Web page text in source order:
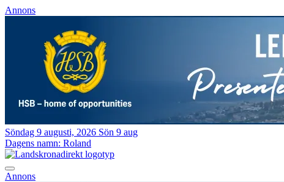
Annons
Söndag 9 augusti, 2026 Sön 9 aug
Dagens namn: Roland
Annons